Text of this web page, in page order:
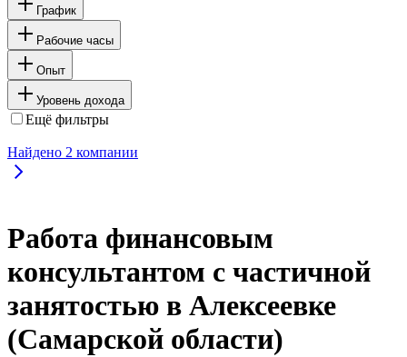
График
Рабочие часы
Опыт
Уровень дохода
Ещё фильтры
Найдено 2 компании
Работа финансовым
консультантом с частичной
занятостью в Алексеевке
(Самарской области)